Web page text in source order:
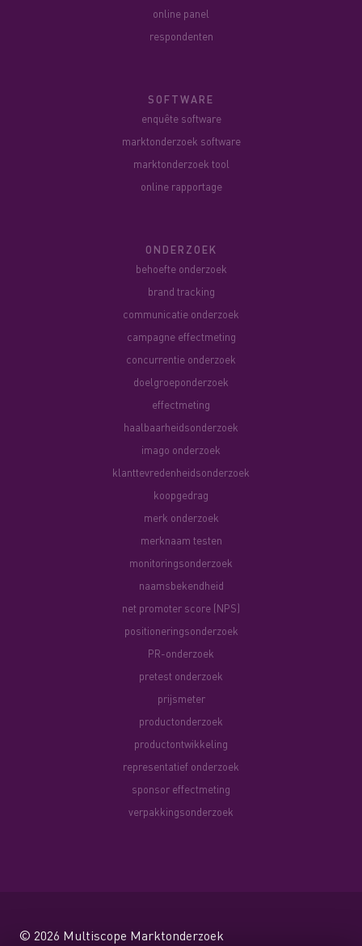
online panel
respondenten
SOFTWARE
enquête software
marktonderzoek software
marktonderzoek tool
online rapportage
ONDERZOEK
behoefte onderzoek
brand tracking
communicatie onderzoek
campagne effectmeting
concurrentie onderzoek
doelgroeponderzoek
effectmeting
haalbaarheidsonderzoek
imago onderzoek
klanttevredenheidsonderzoek
koopgedrag
merk onderzoek
merknaam testen
monitoringsonderzoek
naamsbekendheid
net promoter score (NPS)
positioneringsonderzoek
PR-onderzoek
pretest onderzoek
prijsmeter
productonderzoek
productontwikkeling
representatief onderzoek
sponsor effectmeting
verpakkingsonderzoek
© 2026 Multiscope Marktonderzoek